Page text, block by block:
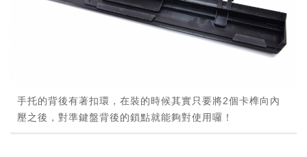
手托的背後有著扣環，在裝的時候其實只要將2個卡榫向內
壓之後，對準鍵盤背後的鎖點就能夠對使用囉！